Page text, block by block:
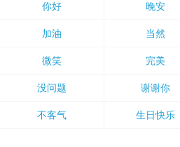
你好 晚安
加油 当然
微笑 完美
没问题 谢谢你
不客气 生日快乐